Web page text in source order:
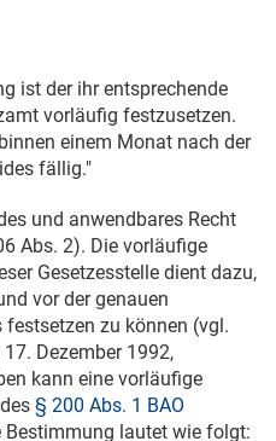
ist der ihr entsprechende
vorläufig festzusetzen.
einem Monat nach der
fällig."
und anwendbares Recht
Abs. 2). Die vorläufige
Gesetzesstelle dient dazu,
vor der genauen
zu können (vgl.
17. Dezember 1992,
kann eine vorläufige
§ 200 Abs. 1 BAO
Bestimmung lautet wie folgt: